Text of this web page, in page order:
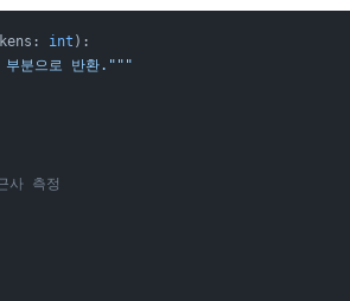
int ):
부분으로 반환."""
사 측정